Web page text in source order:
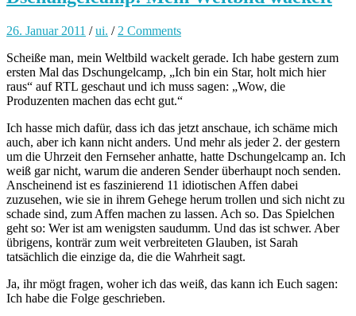
26. Januar 2011 /ui. / 2 Comments
Scheiße man, mein Weltbild wackelt gerade. Ich habe gestern zum
ersten Mal das Dschungelcamp, „Ich bin ein Star, holt mich hier
raus“ auf RTL geschaut und ich muss sagen: „Wow, die
Produzenten machen das echt gut.“
Ich hasse mich dafür, dass ich das jetzt anschaue, ich schäme mich
auch, aber ich kann nicht anders. Und mehr als jeder 2. der gestern
um die Uhrzeit den Fernseher anhatte, hatte Dschungelcamp an. Ich
weiß gar nicht, warum die anderen Sender überhaupt noch senden.
Anscheinend ist es faszinierend 11 idiotischen Affen dabei
zuzusehen, wie sie in ihrem Gehege herum trollen und sich nicht zu
schade sind, zum Affen machen zu lassen. Ach so. Das Spielchen
geht so: Wer ist am wenigsten saudumm. Und das ist schwer. Aber
übrigens, konträr zum weit verbreiteten Glauben, ist Sarah
tatsächlich die einzige da, die die Wahrheit sagt.
Ja, ihr mögt fragen, woher ich das weiß, das kann ich Euch sagen:
Ich habe die Folge geschrieben.